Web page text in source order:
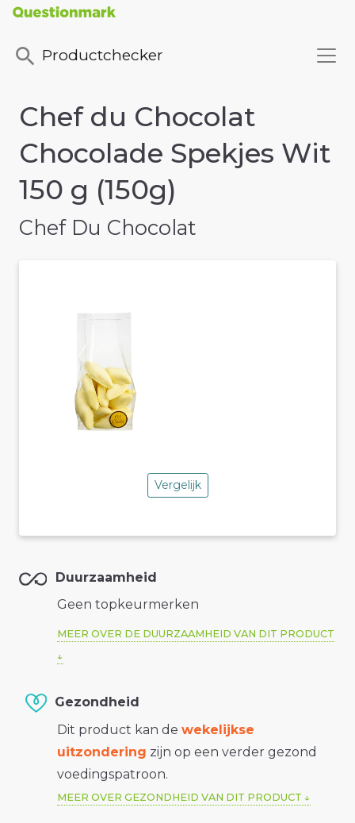
Productchecker
Chef du Chocolat
Chocolade Spekjes Wit
150 g (150g)
Chef Du Chocolat
Vergelijk
Duurzaamheid
Geen topkeurmerken
MEER OVER DE DUURZAAMHEID VAN DIT PRODUCT
Gezondheid
Dit product kan de wekelijkse
uitzondering zijn op een verder gezond
voedingspatroon.
MEER OVER GEZONDHEID VAN DIT PRODUCT